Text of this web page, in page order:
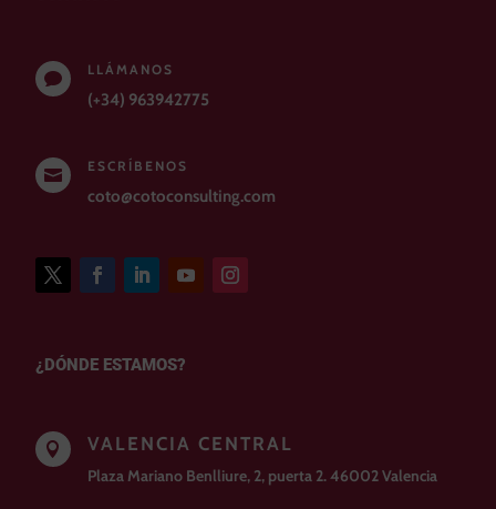

LLÁMANOS
(+34) 963942775

ESCRÍBENOS
coto@cotoconsulting.com
¿DÓNDE ESTAMOS?
 VALENCIA CENTRAL
Plaza Mariano Benlliure, 2, puerta 2. 46002 Valencia